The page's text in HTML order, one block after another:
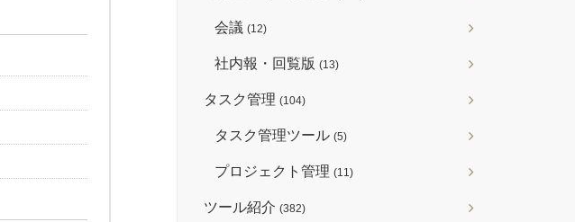
会議 (12)
社内報・回覧版 (13)
タスク管理 (104)
タスク管理ツール (5)
プロジェクト管理 (11)
ツール紹介 (382)